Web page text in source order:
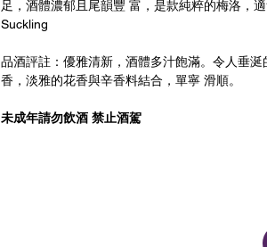
足，酒體濃郁且尾韻豐 富，是款純粹的梅洛，
Suckling
品酒評註：優雅清新，酒體多汁飽滿。令人垂
香，淡雅的花香與辛香料結合，單寧 滑順。
未成年請勿飲酒 禁止酒駕